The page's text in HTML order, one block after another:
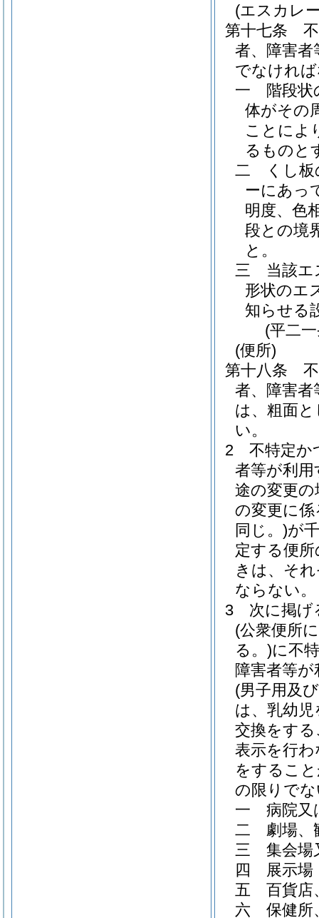
(エスカレ
第十七条
者、障害
でなけれ
一
階段
体がその
ことによ
るものと
二
くし
ーにあっ
明度、色
段との境
と。
三
当該
形状のエ
知らせる
(平二
(便所)
第十八条
者、障害
は、粗面
い。
2
不特定か
者等が利
途の変更
の変更に
同じ。)が
定する便
きは、そ
ならない。
3
次に掲げ
(公衆便所
る。)に不
障害者等
(男子用及
は、乳幼
交換をす
表示を行
をするこ
の限りで
一
病院又
二
劇場、
三
集会場
四
展示場
五
百貨店
六
保健所